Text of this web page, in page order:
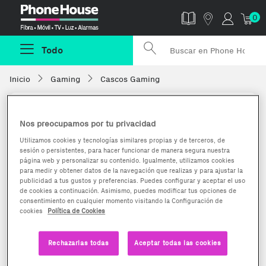
0
Todo
Inicio Gaming Cascos Gaming
Nos preocupamos por tu privacidad
Utilizamos cookies y tecnologías similares propias y de terceros, de
sesión o persistentes, para hacer funcionar de manera segura nuestra
página web y personalizar su contenido. Igualmente, utilizamos cookies
para medir y obtener datos de la navegación que realizas y para ajustar la
publicidad a tus gustos y preferencias. Puedes configurar y aceptar el uso
de cookies a continuación. Asimismo, puedes modificar tus opciones de
consentimiento en cualquier momento visitando la Configuración de
cookies
Política de Cookies
Rechazarlas todas Aceptar todas las cookies